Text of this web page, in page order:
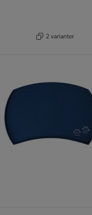
2 varianter